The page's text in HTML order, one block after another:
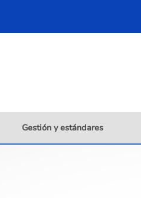
Gestión y estándares